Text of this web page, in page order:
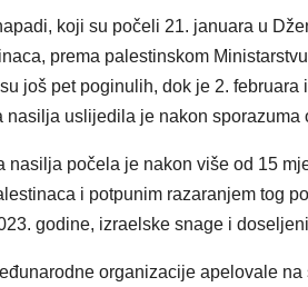
koji su počeli 21. januara u
prema palestinskom
još pet poginulih, dok je 2.
nasilja uslijedila je nakon
nasilja počela je nakon više od 15
i potpunim razaranjem tog
godine, izraelske snage i
organizacije apelovale